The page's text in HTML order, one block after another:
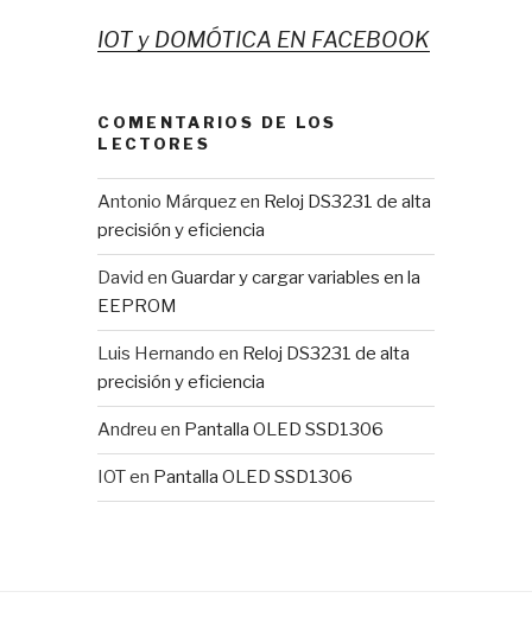
IOT y DOMÓTICA EN FACEBOOK
COMENTARIOS DE LOS
LECTORES
Antonio Márquezen Reloj DS3231 de alta
precisión y eficiencia
David enGuardar y cargar variables en la
EEPROM
Luis Hernando en Reloj DS3231 de alta
precisión y eficiencia
Andreu en Pantalla OLED SSD1306
IOTen Pantalla OLED SSD1306